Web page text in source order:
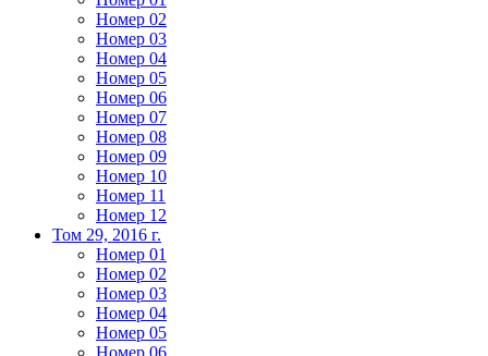
Номер 02
Номер 03
Номер 04
Номер 05
Номер 06
Номер 07
Номер 08
Номер 09
Номер 10
Номер 11
Номер 12
Том 29, 2016 г.
Номер 01
Номер 02
Номер 03
Номер 04
Номер 05
Номер 06